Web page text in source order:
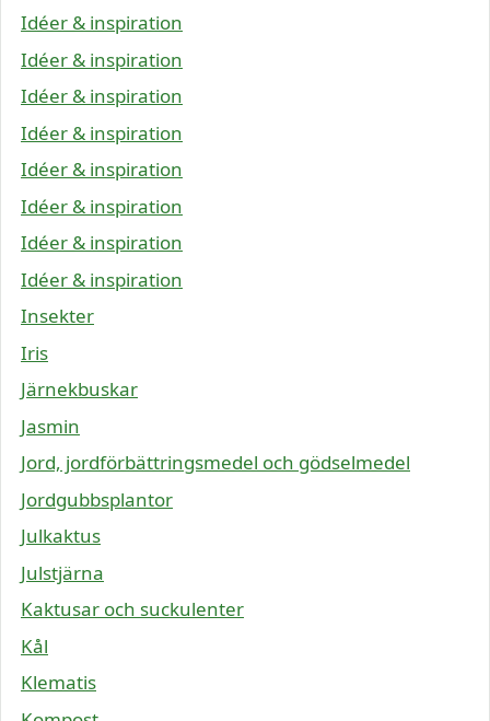
Idéer & inspiration
Idéer & inspiration
Idéer & inspiration
Idéer & inspiration
Idéer & inspiration
Idéer & inspiration
Idéer & inspiration
Idéer & inspiration
Insekter
Iris
Järnekbuskar
Jasmin
Jord, jordförbättringsmedel och gödselmedel
Jordgubbsplantor
Julkaktus
Julstjärna
Kaktusar och suckulenter
Kål
Klematis